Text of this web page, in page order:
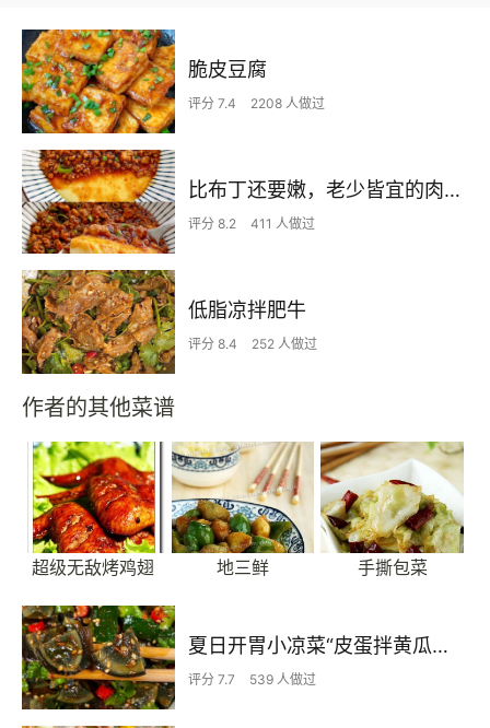
脆皮豆腐
评分 7.4 2208 人做过
比布丁还要嫩，老少皆宜的肉沫蒸蛋
评分 8.2 411 人做过
低脂凉拌肥牛
评分 8.4 252 人做过
作者的其他菜谱
超级无敌烤鸡翅 地三鲜 手撕包菜
夏日开胃小凉菜“皮蛋拌黄瓜🥒”开胃减脂
评分 7.7 539 人做过